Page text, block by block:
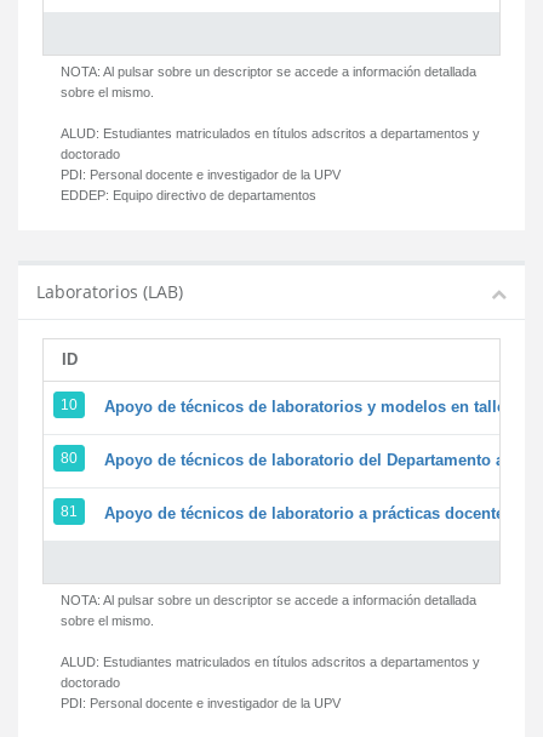
NOTA: Al pulsar sobre un descriptor se accede a información detallada
sobre el mismo.
ALUD: Estudiantes matriculados en títulos adscritos a departamentos y
doctorado
PDI: Personal docente e investigador de la UPV
EDDEP: Equipo directivo de departamentos
Laboratorios (LAB)
ID
10 Apoyo de técnicos de laboratorios y modelos en
80 Apoyo de técnicos de laboratorio del Departamento a la
81 Apoyo de técnicos de laboratorio a prácticas docentes y
NOTA: Al pulsar sobre un descriptor se accede a información detallada
sobre el mismo.
ALUD: Estudiantes matriculados en títulos adscritos a departamentos y
doctorado
PDI: Personal docente e investigador de la UPV